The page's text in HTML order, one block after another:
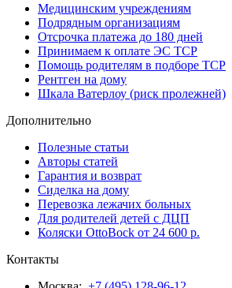
Медицинским учреждениям
Подрядным организациям
Отсрочка платежа до 180 дней
Принимаем к оплате ЭС ТСР
Помощь родителям в подборе ТСР
Рентген на дому
Шкала Ватерлоу (риск пролежней)
Дополнительно
Полезные статьи
Авторы статей
Гарантия и возврат
Сиделка на дому
Перевозка лежачих больных
Для родителей детей с ДЦП
Коляски OttoBock от 24 600 р.
Контакты